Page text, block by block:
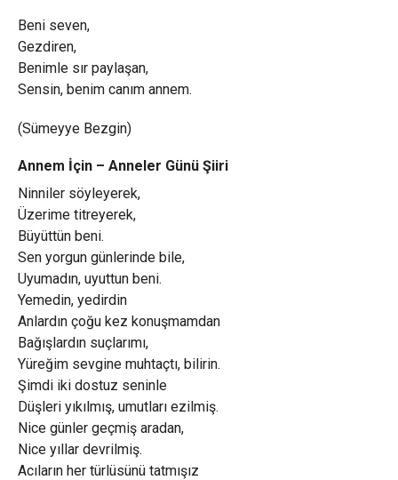
Beni seven,
Gezdiren,
Benimle sır paylaşan,
Sensin, benim canım annem.
(Sümeyye Bezgin)
Annem İçin – Anneler Günü Şiiri
Ninniler söyleyerek,
Üzerime titreyerek,
Büyüttün beni.
Sen yorgun günlerinde bile,
Uyumadın, uyuttun beni.
Yemedin, yedirdin
Anlardın çoğu kez konuşmamdan
Bağışlardın suçlarımı,
Yüreğim sevgine muhtaçtı, bilirin.
Şimdi iki dostuz seninle
Düşleri yıkılmış, umutları ezilmiş.
Nice günler geçmiş aradan,
Nice yıllar devrilmiş.
Acıların her türlüsünü tatmışız